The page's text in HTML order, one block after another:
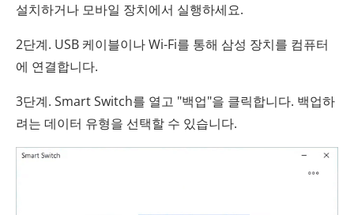
설치하거나 모바일 장치에서 실행하세요.
2단계. USB 케이블이나 Wi-Fi를 통해 삼성 장치를 컴퓨터
에 연결합니다.
3단계. Smart Switch를 열고 "백업"을 클릭합니다. 백업하
려는 데이터 유형을 선택할 수 있습니다.